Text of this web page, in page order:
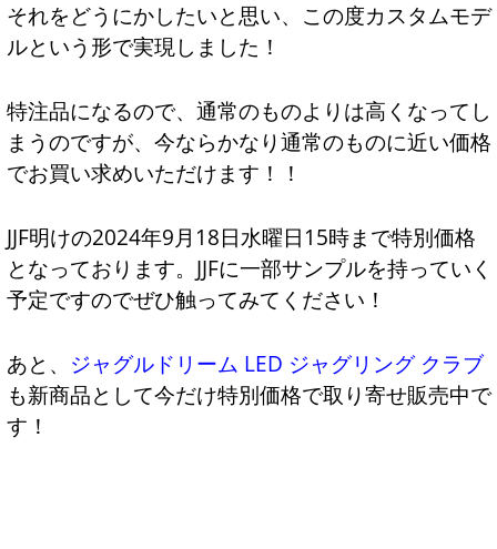
それをどうにかしたいと思い、この度カスタムモデ
ルという形で実現しました！
特注品になるので、通常のものよりは高くなってし
まうのですが、今ならかなり通常のものに近い価格
でお買い求めいただけます！！
JJF明けの2024年9月18日水曜日15時まで特別価格
となっております。JJFに一部サンプルを持っていく
予定ですのでぜひ触ってみてください！
あと、 ジャグルドリーム LED ジャグリング クラブ
も新商品として今だけ特別価格で取り寄せ販売中で
す！